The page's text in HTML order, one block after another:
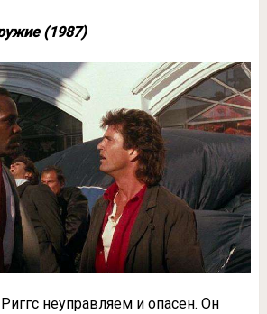
(1987)
неуправляем и опасен. Он